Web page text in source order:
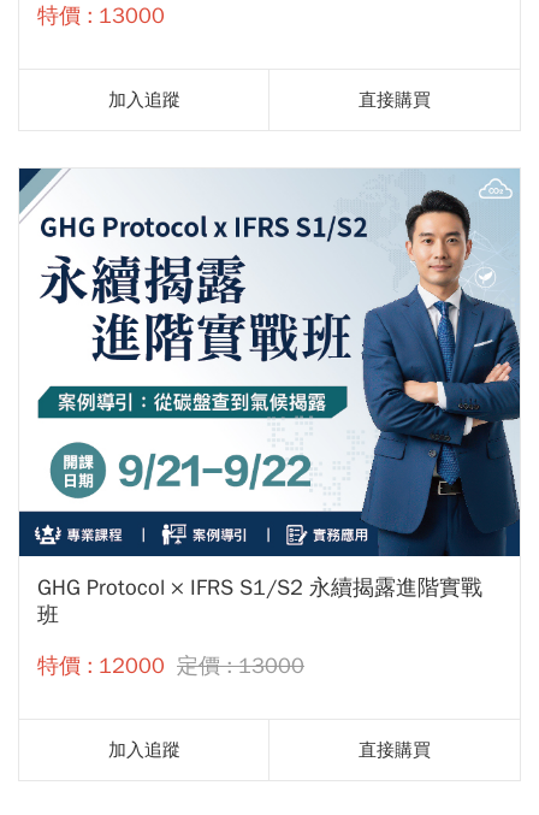
特價 : 13000
加入追蹤 直接購買
GHG Protocol × IFRS S1/S2 永續揭露進階實戰
班
特價 : 12000 定價 : 13000
加入追蹤 直接購買